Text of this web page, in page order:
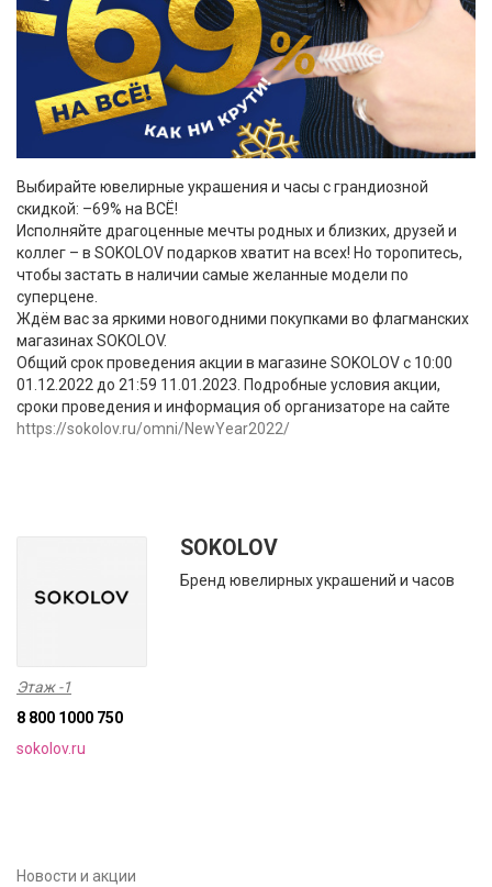
Выбирайте ювелирные украшения и часы с грандиозной
скидкой: –69% на ВСЁ!
Исполняйте драгоценные мечты родных и близких, друзей и
коллег – в SOKOLOV подарков хватит на всех! Но торопитесь,
чтобы застать в наличии самые желанные модели по
суперцене.
Ждём вас за яркими новогодними покупками во флагманских
магазинах SOKOLOV.
Общий срок проведения акции в магазине SOKOLOV с 10:00
01.12.2022 до 21:59 11.01.2023. Подробные условия акции,
сроки проведения и информация об организаторе на сайте
https://sokolov.ru/omni/NewYear2022/
SOKOLOV
Бренд ювелирных украшений и часов
Этаж -1
8 800 1000 750
sokolov.ru
Новости и акции